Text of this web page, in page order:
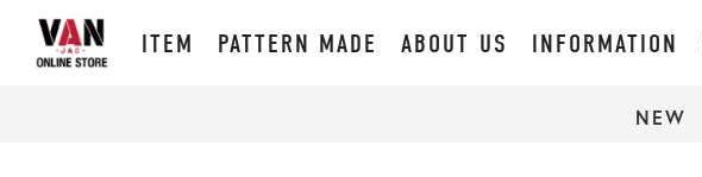
ITEM PATTERN MADE ABOUT US INFORMATION
NEW